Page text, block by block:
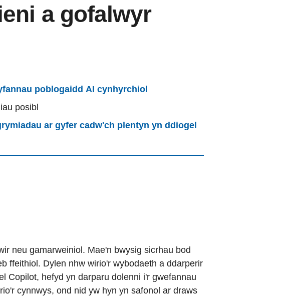
a gofalwyr
poblogaidd AI cynhyrchiol
posibl
ar gyfer cadw'ch plentyn yn ddiogel
neu gamarweiniol. Mae'n bwysig sicrhau bod
ffeithiol. Dylen nhw wirio'r wybodaeth a ddarperir
Copilot, hefyd yn darparu dolenni i'r gwefannau
cynnwys, ond nid yw hyn yn safonol ar draws